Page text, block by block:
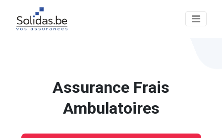
Assurance Frais
Ambulatoires